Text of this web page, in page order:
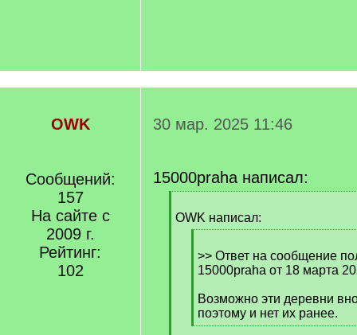
OWK
Сообщений:
157
На сайте с
2009 г.
Рейтинг:
102
30 мар. 2025 11:46
15000praha написал:
q
OWK написал:
q
]
>> Ответ на сообщение
15000praha от 18 марта
Возможно эти деревни
поэтому и нет их ранее.
[